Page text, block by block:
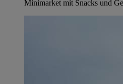
Minimarket mit Snacks und